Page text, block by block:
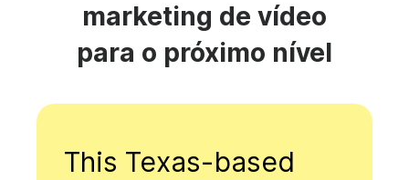
marketing de vídeo
para o próximo nível
This Texas-based